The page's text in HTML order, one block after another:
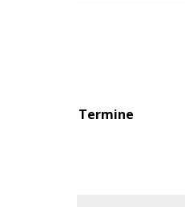
Termine